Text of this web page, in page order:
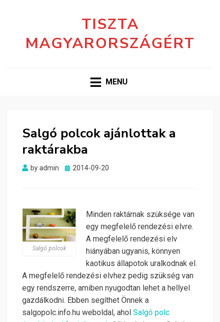
TISZTA
MAGYARORSZÁGÉRT
MENU
Salgó polcok ajánlottak a
raktárakba
byadmin
Posted
2014-09-20
Salgó polcok
Minden raktárnak szüksége van
egy megfelelő rendezési elvre.
A megfelelő rendezési elv
hiányában ugyanis, könnyen
kaotikus állapotok uralkodnak el.
A megfelelő rendezési elvhez pedig szükség van
egy rendszerre, amiben nyugodtan lehet a hellyel
gazdálkodni. Ebben segíthet Önnek a
salgopolc.info.hu weboldal, ahol Salgó polc